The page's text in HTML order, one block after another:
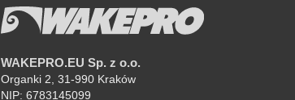
WAKEPRO.EU Sp. z o.o.
Organki 2, 31-990 Kraków
NIP: 6783145099